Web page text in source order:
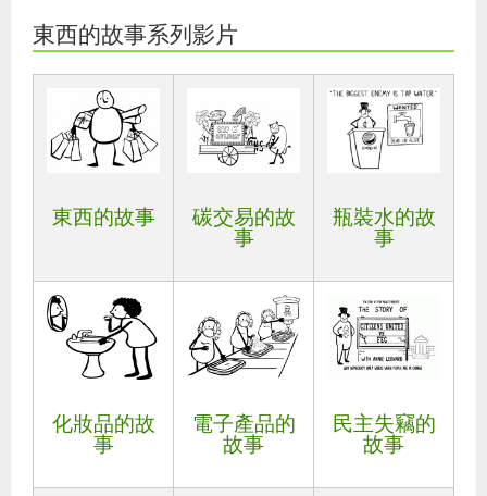
東西的故事系列影片
東西的故事 碳交易的故
事
瓶裝水的故
事
化妝品的故
事
電子產品的
故事
民主失竊的
故事